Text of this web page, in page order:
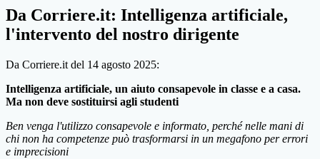
Da Corriere.it: Intelligenza artificiale,
l'intervento del nostro dirigente
Da Corriere.it del 14 agosto 2025:
Intelligenza artificiale, un aiuto consapevole in classe e a casa.
Ma non deve sostituirsi agli studenti
Ben venga l'utilizzo consapevole e informato, perché nelle mani di
chi non ha competenze può trasformarsi in un megafono per errori
e imprecisioni